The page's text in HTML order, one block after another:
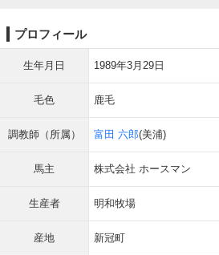
プロフィール
生年月日 1989年3月29日
毛色 鹿毛
調教師（所属） 富田 六郎(美浦)
馬主 株式会社 ホースマン
生産者 明和牧場
産地 新冠町